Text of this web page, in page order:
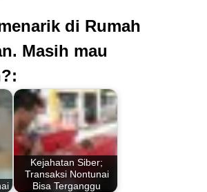
di Rumah
Masih mau
Kejahatan Siber;
Transaksi Nontunai
Bisa Terganggu